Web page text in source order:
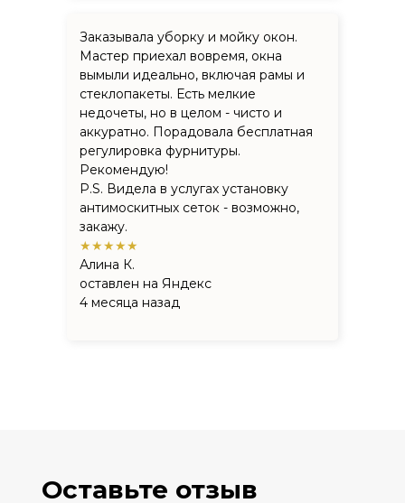
Заказывала уборку и мойку окон.
Мастер приехал вовремя, окна
вымыли идеально, включая рамы и
стеклопакеты. Есть мелкие
недочеты, но в целом - чисто и
аккуратно. Порадовала бесплатная
регулировка фурнитуры.
Рекомендую!
P.S. Видела в услугах установку
антимоскитных сеток - возможно,
закажу.
★★★★★
Алина К.
оставлен на Яндекс
4 месяца назад
Оставьте отзыв